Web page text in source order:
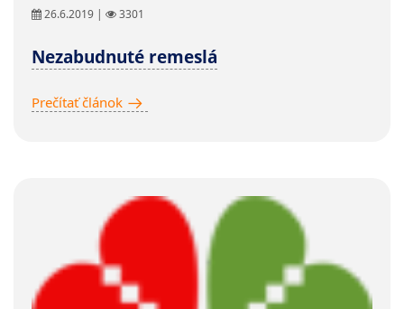
26.6.2019 | 3301
Nezabudnuté remeslá
Prečítať článok